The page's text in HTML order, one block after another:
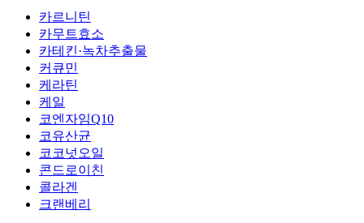
카르니틴
카무트효소
카테킨·녹차추출물
커큐민
케라틴
케일
코엔자임Q10
코유산균
코코넛오일
콘드로이친
콜라겐
크랜베리